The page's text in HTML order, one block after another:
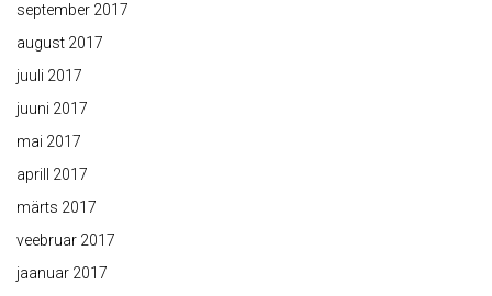
september 2017
august 2017
juuli 2017
juuni 2017
mai 2017
aprill 2017
märts 2017
veebruar 2017
jaanuar 2017